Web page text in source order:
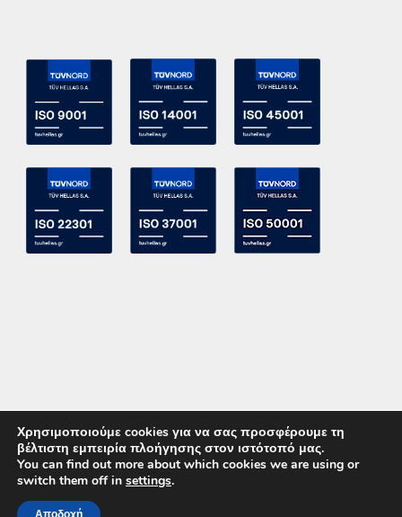
Copyright 2015 ACE Power Electronics - All Right Reserved
Χρησιμοποιούμε cookies για να σας προσφέρουμε τη
βέλτιστη εμπειρία πλοήγησης στον ιστότοπό μας.
You can find out more about which cookies we are using or
switch them off in settings.